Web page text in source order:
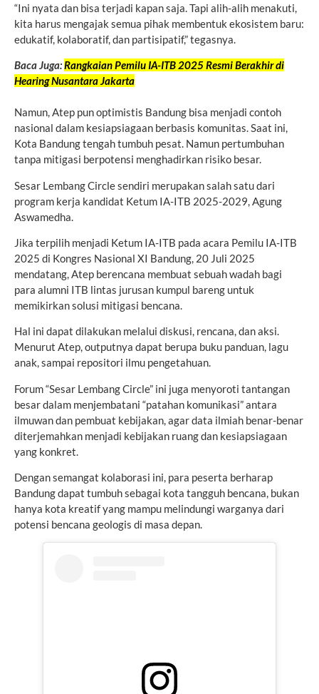
“Ini nyata dan bisa terjadi kapan saja. Tapi alih-alih menakuti,
kita harus mengajak semua pihak membentuk ekosistem baru:
edukatif, kolaboratif, dan partisipatif,” tegasnya.
Baca Juga:Rangkaian Pemilu IA-ITB 2025 Resmi Berakhir di
Hearing Nusantara Jakarta
Namun, Atep pun optimistis Bandung bisa menjadi contoh
nasional dalam kesiapsiagaan berbasis komunitas. Saat ini,
Kota Bandung tengah tumbuh pesat. Namun pertumbuhan
tanpa mitigasi berpotensi menghadirkan risiko besar.
Sesar Lembang Circle sendiri merupakan salah satu dari
program kerja kandidat Ketum IA-ITB 2025-2029, Agung
Aswamedha.
Jika terpilih menjadi Ketum IA-ITB pada acara Pemilu IA-ITB
2025 di Kongres Nasional XI Bandung, 20 Juli 2025
mendatang, Atep berencana membuat sebuah wadah bagi
para alumni ITB lintas jurusan kumpul bareng untuk
memikirkan solusi mitigasi bencana.
Hal ini dapat dilakukan melalui diskusi, rencana, dan aksi.
Menurut Atep, outputnya dapat berupa buku panduan, lagu
anak, sampai repositori ilmu pengetahuan.
Forum “Sesar Lembang Circle” ini juga menyoroti tantangan
besar dalam menjembatani “patahan komunikasi” antara
ilmuwan dan pembuat kebijakan, agar data ilmiah benar-benar
diterjemahkan menjadi kebijakan ruang dan kesiapsiagaan
yang konkret.
Dengan semangat kolaborasi ini, para peserta berharap
Bandung dapat tumbuh sebagai kota tangguh bencana, bukan
hanya kota kreatif yang mampu melindungi warganya dari
potensi bencana geologis di masa depan.